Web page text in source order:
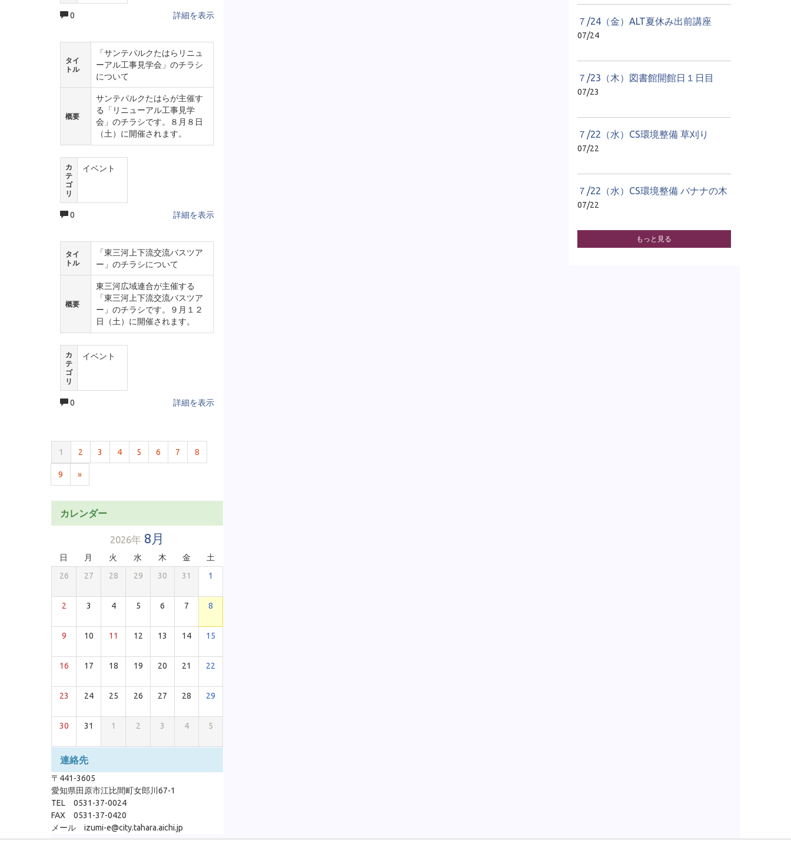
0 詳細を表示
タイ
トル
「サンテパルクたはらリニュ
ーアル工事見学会」のチラシ
について
概要
サンテパルクたはらが主催す
る「リニューアル工事見学
会」のチラシです。８月８日
（土）に開催されます。
カ
テ
ゴ
リ
イベント
0 詳細を表示
タイ
トル
「東三河上下流交流バスツア
ー」のチラシについて
概要
東三河広域連合が主催する
「東三河上下流交流バスツア
ー」のチラシです。９月１２
日（土）に開催されます。
カ
テ
ゴ
リ
イベント
0 詳細を表示
1 2 3 4 5 6 7 8
9 »
カレンダー
2026年 8月
日 月 火 水 木 金
土
26
27 28 29 30 31 1
2 3 4 5 6 7 8
9 10 11 12 13 14 15
16 17 18 19 20 21 22
23 24 25 26 27 28 29
30 31 1 2 3 4 5
連絡先
〒441-3605
愛知県田原市江比間町女郎川67-1
TEL 0531-37-0024
FAX 0531-37-0420
メール izumi-e@city.tahara.aichi.jp
７/24（金）ALT夏休み出前講座
07/24
７/23（木）図書館開館日１日目
07/23
７/22（水）CS環境整備 草刈り
07/22
７/22（水）CS環境整備 バナナの木
07/22
もっと見る